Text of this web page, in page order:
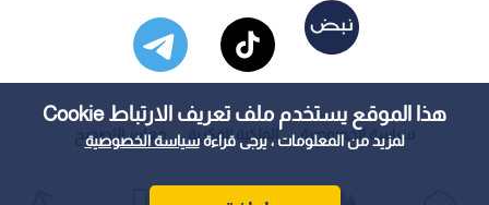
هذا الموقع يستخدم ملف تعريف الارتباط Cookie
لمزيد من المعلومات ، يرجى قراءةسياسة الخصوصية سياسة الخصوصية الملكية الفكرية معايير التصحيح